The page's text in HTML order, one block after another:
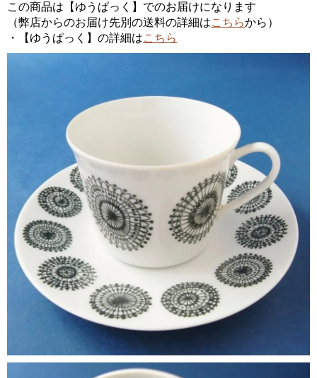
この商品は【ゆうぱっく】でのお届けになります
（弊店からのお届け先別の送料の詳細はこちらから）
・【ゆうぱっく】の詳細はこちら